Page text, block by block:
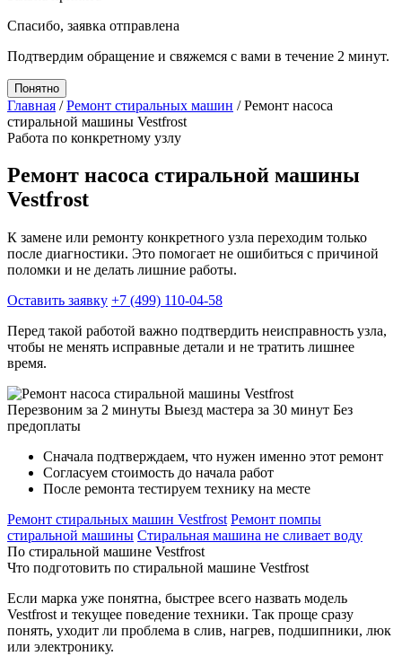
Спасибо, заявка отправлена
Подтвердим обращение и свяжемся с вами в течение 2 минут.
Понятно
Главная /Ремонт стиральных машин /Ремонт насоса
стиральной машины Vestfrost
Работа по конкретному узлу
Ремонт насоса стиральной машины
Vestfrost
К замене или ремонту конкретного узла переходим только
после диагностики. Это помогает не ошибиться с причиной
поломки и не делать лишние работы.
Оставить заявку +7 (499) 110-04-58
Перед такой работой важно подтвердить неисправность узла,
чтобы не менять исправные детали и не тратить лишнее
время.
Перезвоним за 2 минуты Выезд мастера за 30 минут Без
предоплаты
Сначала подтверждаем, что нужен именно этот ремонт
Согласуем стоимость до начала работ
После ремонта тестируем технику на месте
Ремонт стиральных машин Vestfrost Ремонт помпы
стиральной машины Стиральная машина не сливает воду
По стиральной машине Vestfrost
Что подготовить по стиральной машине Vestfrost
Если марка уже понятна, быстрее всего назвать модель
Vestfrost и текущее поведение техники. Так проще сразу
понять, уходит ли проблема в слив, нагрев, подшипники, люк
или электронику.